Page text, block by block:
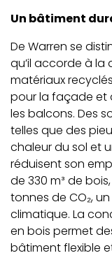
Un bâtiment
De Warren se
qu’il accorde à la
matériaux
pour la façade et
les balcons. Des
telles que des
chaleur du sol et
réduisent son
de 330 m³ de
tonnes de CO₂,
climatique. La
en bois permet
bâtiment flexible